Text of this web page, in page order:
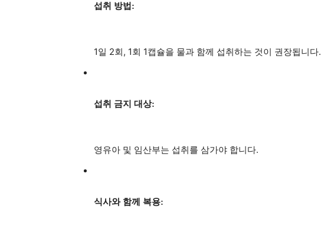
섭취 방법:
1일 2회, 1회 1캡슐을 물과 함께 섭취하는 것이 권장됩니다.
섭취 금지 대상:
영유아 및 임산부는 섭취를 삼가야 합니다.
식사와 함께 복용: